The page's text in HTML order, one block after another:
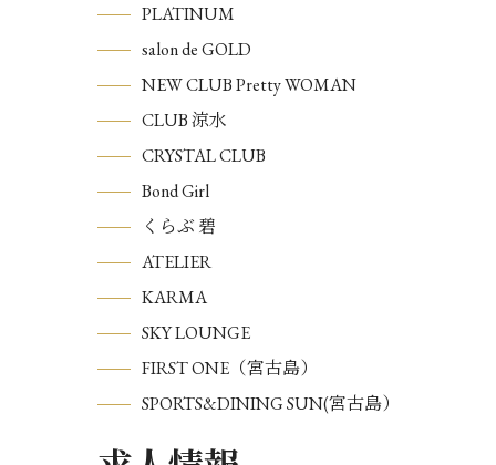
PLATINUM
salon de GOLD
NEW CLUB Pretty WOMAN
CLUB 涼水
CRYSTAL CLUB
Bond Girl
くらぶ 碧
ATELIER
KARMA
SKY LOUNGE
FIRST ONE（宮古島）
SPORTS&DINING SUN(宮古島）